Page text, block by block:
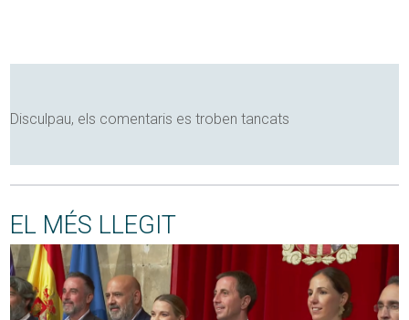
Disculpau, els comentaris es troben tancats
EL MÉS LLEGIT